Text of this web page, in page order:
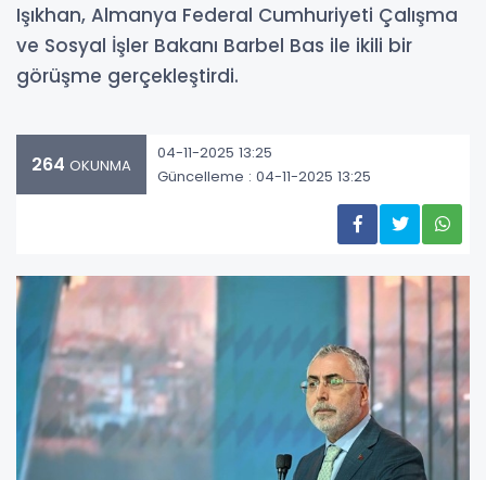
Işıkhan, Almanya Federal Cumhuriyeti Çalışma
ve Sosyal İşler Bakanı Barbel Bas ile ikili bir
görüşme gerçekleştirdi.
264 OKUNMA
04-11-2025 13:25
Güncelleme : 04-11-2025 13:25